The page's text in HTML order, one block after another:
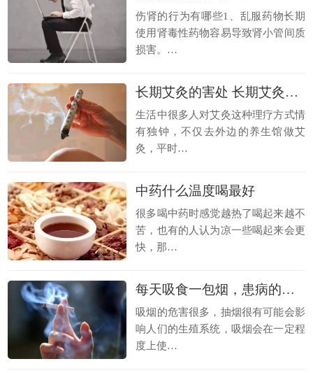
伤肾的行为有哪些1、乱服药物长期
使用肾毒性药物容易导致肾小管间质
损害。…
长期艾灸的害处 长期艾灸的好处
生活中很多人对艾灸这种理疗方式情
有独钟，不仅去外边的养生馆做艾
灸，平时…
中药什么温度喝最好
很多喝中药时感觉越热了喝起来越不
苦，也有的人认为凉一些喝起来会更
快，那…
每天吸食一包烟，患病的概率增加50%！
吸烟的危害很多，抽烟很有可能会影
响人们的生殖系统，吸烟会在一定程
度上使…